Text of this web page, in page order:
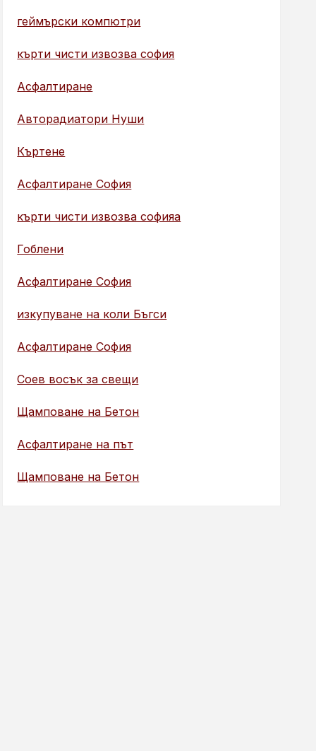
геймърски компютри
кърти чисти извозва софия
Асфалтиране
Авторадиатори Нуши
Къртене
Асфалтиране София
кърти чисти извозва софияа
Гоблени
Асфалтиране София
изкупуване на коли Бъгси
Асфалтиране София
Соев восък за свещи
Щамповане на Бетон
Асфалтиране на път
Щамповане на Бетон